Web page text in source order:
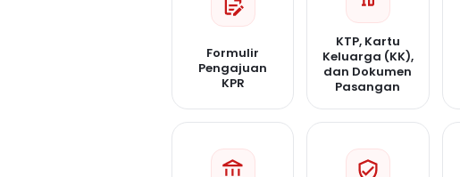
Formulir
Pengajuan
KPR
KTP, Kartu
Keluarga (KK),
dan Dokumen
Pasangan